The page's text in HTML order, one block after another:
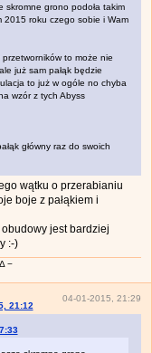
skromne grono podoła takim
2015 roku czego sobie i Wam
to może nie
już sam pałąk będzie
to już w ogóle no chyba
wzór z tych Abyss
główny raz do swoich
wątku o przerabianiu
boje z pałąkiem i
jest bardziej
:-)
−
04-01-2015, 21:29
21:12